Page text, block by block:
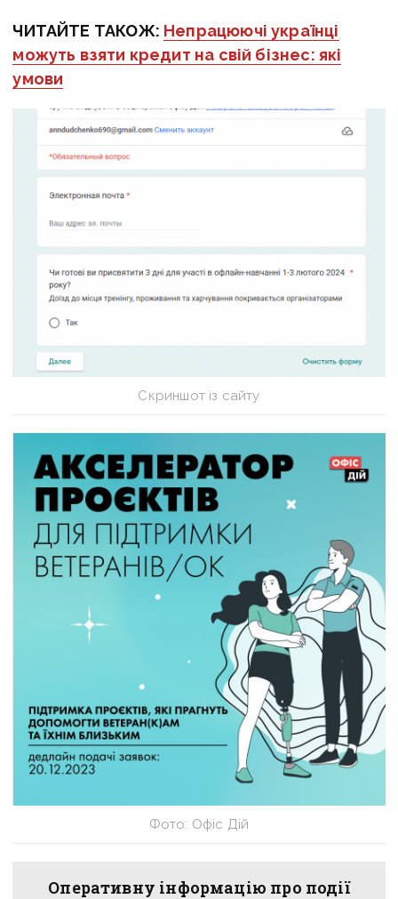
ЧИТАЙТЕ ТАКОЖ: Непрацюючі українці
можуть взяти кредит на свій бізнес: які
умови
Скриншот із сайту
Фото: Офіс Дій
Оперативну інформацію про події